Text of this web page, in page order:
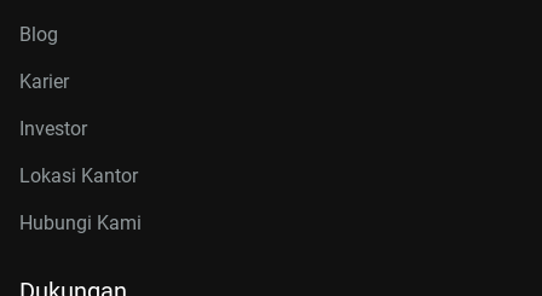
Blog
Karier
Investor
Lokasi Kantor
Hubungi Kami